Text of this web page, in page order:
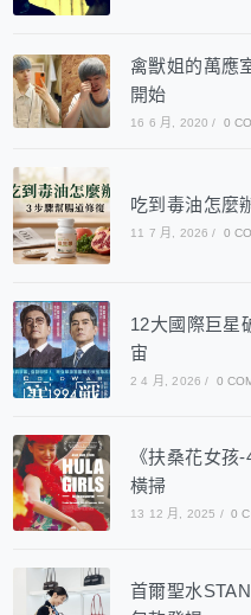
禽獸姐的萬應
開始
16 6 月, 2020 / 0
吃到毒油怎麼
11 7 月, 2026 / 0
12大國際巨星
宙
2 4 月, 2026 / 0
《扶桑花女
橫掃
13 12 月, 2025 / 0
首爾聖水